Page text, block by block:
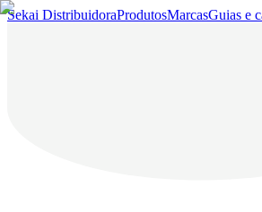
Sekai DistribuidoraProdutosMarcasGuias e